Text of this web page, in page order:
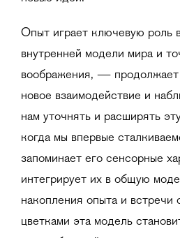
Опыт играет ключевую роль
внутренней модели мира и
воображения, —
новое взаимодействие и
нам уточнять и расширять
когда мы впервые
запоминает его сенсорные
интегрирует их в общую
накопления опыта и встречи
цветками эта модель